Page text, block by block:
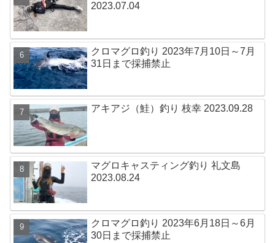
2023.07.04
クロマグロ釣り 2023年7月10日～7月
31日まで採捕禁止
アキアジ（鮭）釣り 枝幸 2023.09.28
マグロキャスティング釣り 礼文島
2023.08.24
クロマグロ釣り 2023年6月18日～6月
30日まで採捕禁止